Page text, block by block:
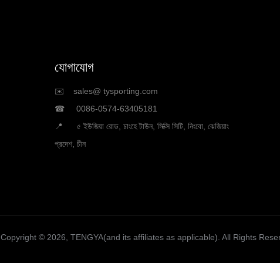
যোগাযোগ
✉️ sales@ tysporting.com
☎ 0086-0574-63405181
📍 ৫ ইউজিয়া রোড, চাংহে টাউন, সিক্সি সিটি, নিংবো, ঝেজিয়াং
প্রদেশ, চীন
Copyright ©️ 2026, TENGYA(and its affiliates as applicable). All Rights